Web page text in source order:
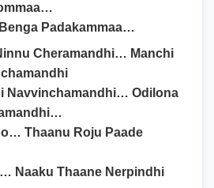
Padakammaa…
Cheramandhi… Manchi
Navvinchamandhi… Odilona
Thaanu Roju Paade
Naaku Thaane Nerpindhi